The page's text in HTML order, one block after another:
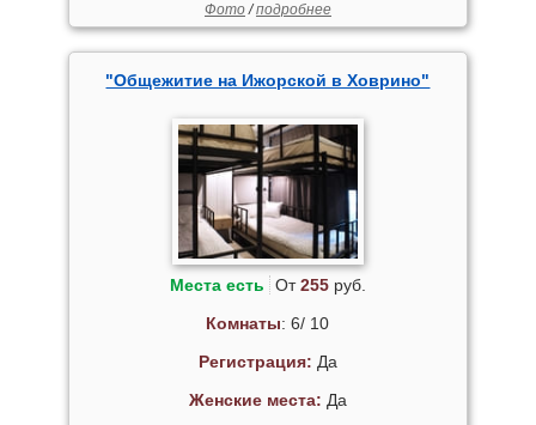
Фото/подробнее
"Общежитие на Ижорской в Ховрино"
Места есть От255руб.
Комнаты: 6/ 10
Регистрация: Да
Женские места: Да